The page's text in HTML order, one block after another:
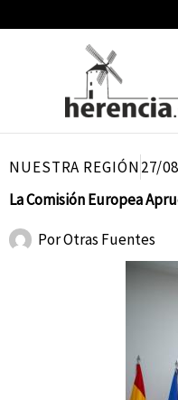
NUESTRA REGIÓN27/
La Comisión Europea
PorOtras Fuentes